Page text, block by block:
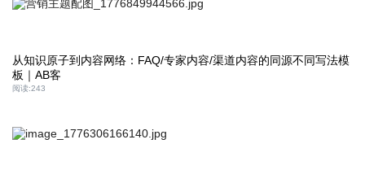
从知识原子到内容网络：FAQ/专家内容/渠道内容的同源不同写法模
板｜AB客
阅读:243